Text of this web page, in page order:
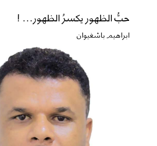
حبُّ الظهور يكسرُ الظهور... !
ابراهيم باشغيوان